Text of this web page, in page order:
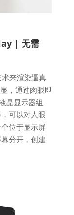
| 无需
来渲染逼真
，通过肉眼即
晶显示器组
可以对人眼
位于显示屏
分开，创建